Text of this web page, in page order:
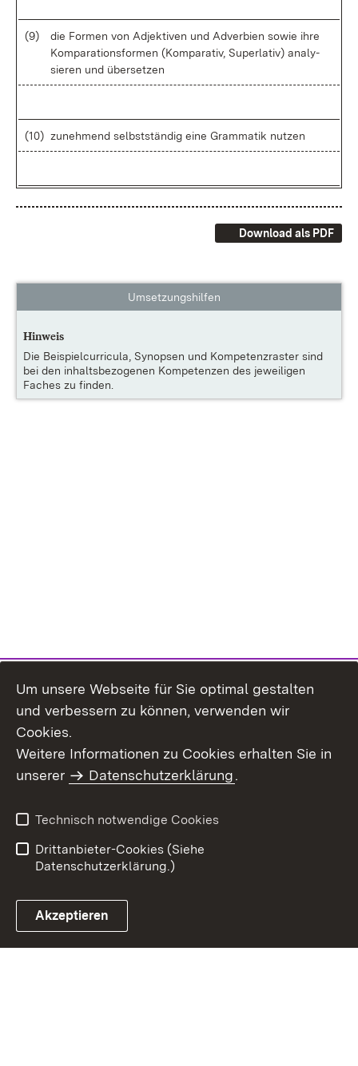
(9)
die For­men von Ad­jek­ti­ven und Ad­ver­bi­en so­wie ih­re
Kom­pa­ra­ti­ons­for­men (Kom­pa­ra­tiv, Su­per­la­tiv) ana­ly­
sie­ren und über­set­zen
(10) zu­neh­mend selbst­stän­dig ei­ne Gram­ma­tik nut­zen
Download als PDF
Umsetzungshilfen
Hinweis
Die Beispielcurricula, Synopsen und Kompetenzraster sind
bei den inhaltsbezogenen Kompetenzen des jeweiligen
Faches zu finden.
Um unsere Webseite für Sie optimal gestalten
und verbessern zu können, verwenden wir
Cookies.
Weitere Informationen zu Cookies erhalten Sie in
unserer
Datenschutzerklärung.
Technisch notwendige Cookies
Drittanbieter-Cookies (Siehe
Datenschutzerklärung.)
Akzeptieren